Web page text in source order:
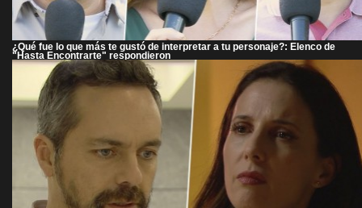
¿Qué fue lo que más te gustó de interpretar a tu personaje?: Elenco de
"Hasta Encontrarte" respondieron